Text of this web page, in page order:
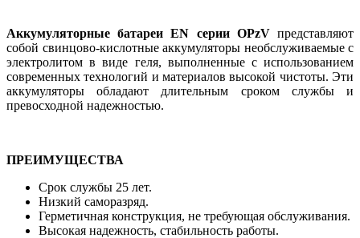
Аккумуляторные батареи EN серии OPzV представляют
собой свинцово-кислотные аккумуляторы необслуживаемые с
электролитом в виде геля, выполненные с использованием
современных технологий и материалов высокой чистоты. Эти
аккумуляторы обладают длительным сроком службы и
превосходной надежностью.
ПРЕИМУЩЕСТВА
Срок службы 25 лет.
Низкий саморазряд.
Герметичная конструкция, не требующая обслуживания.
Высокая надежность, стабильность работы.